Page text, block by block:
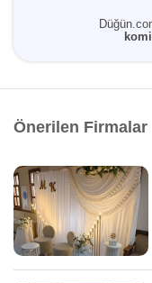
Önerilen Firmalar